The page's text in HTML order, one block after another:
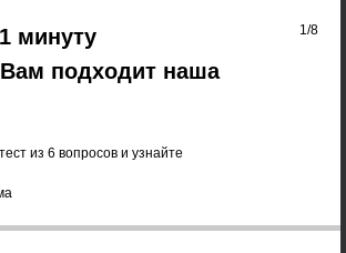
минуту
подходит наша
из 6 вопросов и узнайте
1/8